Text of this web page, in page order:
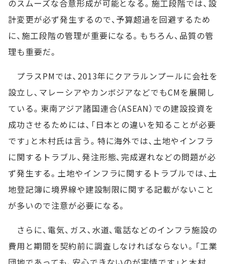
のスムーズな合意形成が可能となる。施工段階では、設
計変更が必ず発生するので、予算超過を回避するため
に、施工段階の管理が重要になる。もちろん、品質の管
理も重要だ。
プラスPMでは、2013年にクアラルンプールに会社を
設立し、マレーシアやカンボジアなどでもCMを展開し
ている。東南アジア諸国連合（ASEAN）での建設投資を
成功させるためには、「日本との違いを知ることが必要
です」と木村氏は言う。特に海外では、土地やインフラ
に関するトラブル、発注形態、完成遅れなどの問題が必
ず発生する。土地やインフラに関するトラブルでは、土
地登記簿に境界線や建設制限に関する記載がないこと
が多いので注意が必要になる。
さらに、電気、ガス、水道、電話などのインフラ施設の
費用と期間を契約前に調査しなければならない。「工業